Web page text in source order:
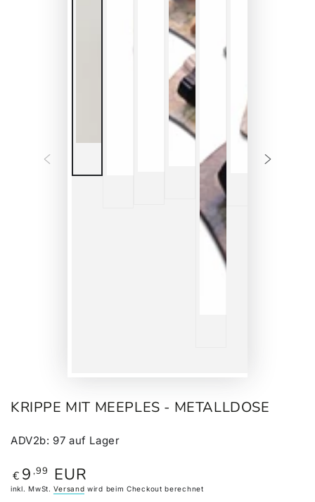
KRIPPE MIT MEEPLES - METALLDOSE
ADV2b: 97 auf Lager
Regulärer
Preis
€ 9 ,99 EUR
inkl. MwSt.Versand wird beim Checkout berechnet